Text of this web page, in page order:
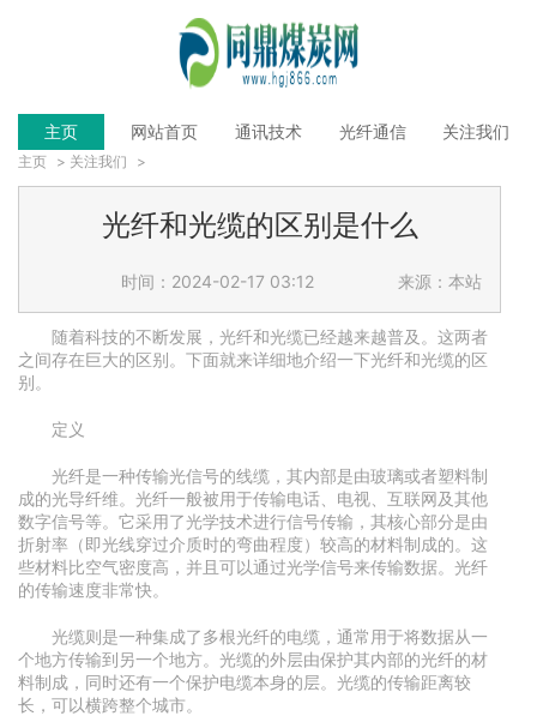
主页 网站首页 通讯技术 光纤通信 关注我们
主页 > 关注我们 >
光纤和光缆的区别是什么
时间：2024-02-17 03:12 来源：本站
随着科技的不断发展，光纤和光缆已经越来越普及。这两者
之间存在巨大的区别。下面就来详细地介绍一下光纤和光缆的区
别。
定义
光纤是一种传输光信号的线缆，其内部是由玻璃或者塑料制
成的光导纤维。光纤一般被用于传输电话、电视、互联网及其他
数字信号等。它采用了光学技术进行信号传输，其核心部分是由
折射率（即光线穿过介质时的弯曲程度）较高的材料制成的。这
些材料比空气密度高，并且可以通过光学信号来传输数据。光纤
的传输速度非常快。
光缆则是一种集成了多根光纤的电缆，通常用于将数据从一
个地方传输到另一个地方。光缆的外层由保护其内部的光纤的材
料制成，同时还有一个保护电缆本身的层。光缆的传输距离较
长，可以横跨整个城市。